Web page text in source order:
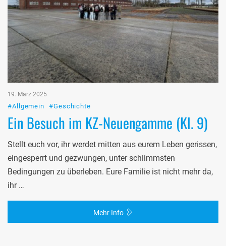
19. März 2025
#Allgemein #Geschichte
Ein Besuch im KZ-Neuengamme (Kl. 9)
Stellt euch vor, ihr werdet mitten aus eurem Leben gerissen,
eingesperrt und gezwungen, unter schlimmsten
Bedingungen zu überleben. Eure Familie ist nicht mehr da,
ihr …
Mehr Info